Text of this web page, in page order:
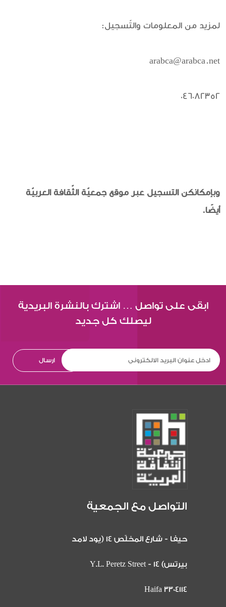
لمزيد من المعلومات والتّسجيل:
arabca@arabca.net
046082352
وبإمكانكن التسجيل عبر موقع جمعيّة الثّقافة العربيّة
أيضًا.
ابقى على تواصل … اشترك بالنشرة البريدية
ليصلك كل جديد
التواصل مع الجمعية
حيفا - شارع المخلّص 14 (يود لامد
بيرتس) 14 Y.L. Peretz Street -
Haifa 3304114